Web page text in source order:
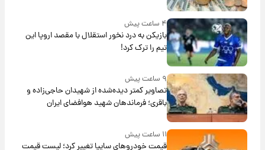
۴ ساعت پیش
بازیکن به درد نخور استقلال با مقصد اروپا این
تیم را ترک کرد!
۹ ساعت پیش
تصاویر کمتر دیده‌شده از شهیدان حاجی‌زاده و
باقری؛ فرماندهان شهید هوافضای ایران
۱۱ ساعت پیش
قیمت خودروهای سایپا تغییر کرد؛ لیست قیمت